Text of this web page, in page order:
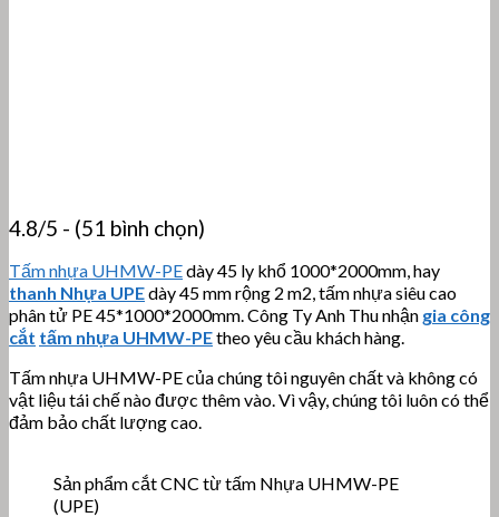
4.8/5 - (51 bình chọn)
Tấm nhựa UHMW-PEdày 45 ly khổ 1000*2000mm, hay
thanh Nhựa UPEdày 45 mm rộng 2 m2, tấm nhựa siêu cao
phân tử PE 45*1000*2000mm. Công Ty Anh Thu nhận gia công
cắt tấm nhựa UHMW-PEtheo yêu cầu khách hàng.
Tấm nhựa UHMW-PE của chúng tôi nguyên chất và không có
vật liệu tái chế nào được thêm vào. Vì vậy, chúng tôi luôn có thể
đảm bảo chất lượng cao.
Sản phẩm cắt CNC từ tấm Nhựa UHMW-PE
(UPE)